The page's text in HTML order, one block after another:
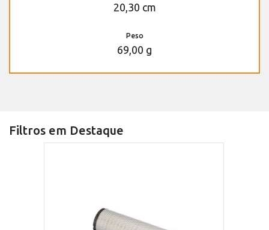
20,30 cm
Peso
69,00 g
Filtros em Destaque